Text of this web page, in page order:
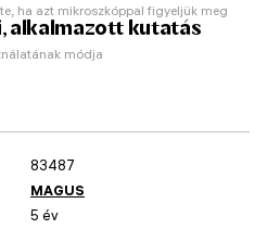
ha azt mikroszkóppal figyeljük meg
alkalmazott kutatás
módja
83487
MAGUS
5 év